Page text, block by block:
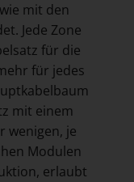
mit den
Jede Zone
für die
für jedes
mit einem
wenigen, je
Modulen
erlaubt